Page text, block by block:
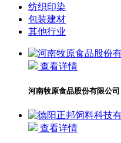
纺织印染
包装建材
其他行业
查看详情
河南牧原食品股份有限公司
查看详情